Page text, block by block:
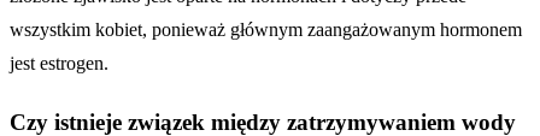
wszystkim kobiet, ponieważ głównym zaangażowanym hormonem
jest estrogen.
Czy istnieje związek między zatrzymywaniem wody